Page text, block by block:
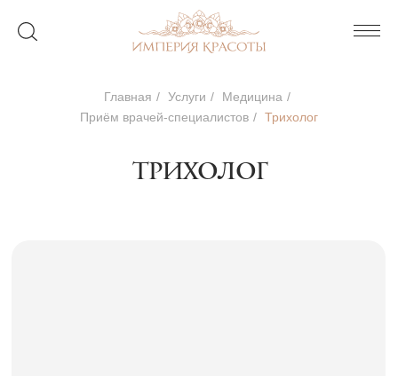
Главная / Услуги / Медицина /
Приём врачей-специалистов / Трихолог
трихолог